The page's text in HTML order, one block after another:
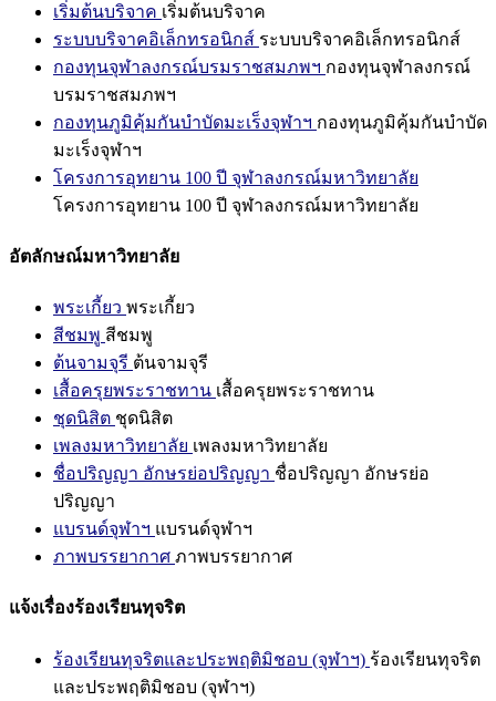
เริ่มต้นบริจาค เริ่มต้นบริจาค
ระบบบริจาคอิเล็กทรอนิกส์ ระบบบริจาคอิเล็กทรอนิกส์
กองทุนจุฬาลงกรณ์บรมราชสมภพฯ กองทุนจุฬาลงกรณ์
บรมราชสมภพฯ
กองทุนภูมิคุ้มกันบำบัดมะเร็งจุฬาฯ กองทุนภูมิคุ้มกันบำบัด
มะเร็งจุฬาฯ
โครงการอุทยาน 100 ปี จุฬาลงกรณ์มหาวิทยาลัย
โครงการอุทยาน 100 ปี จุฬาลงกรณ์มหาวิทยาลัย
อัตลักษณ์มหาวิทยาลัย
พระเกี้ยว พระเกี้ยว
สีชมพู สีชมพู
ต้นจามจุรี ต้นจามจุรี
เสื้อครุยพระราชทาน เสื้อครุยพระราชทาน
ชุดนิสิต ชุดนิสิต
เพลงมหาวิทยาลัย เพลงมหาวิทยาลัย
ชื่อปริญญา อักษรย่อปริญญา ชื่อปริญญา อักษรย่อ
ปริญญา
แบรนด์จุฬาฯ แบรนด์จุฬาฯ
ภาพบรรยากาศ ภาพบรรยากาศ
แจ้งเรื่องร้องเรียนทุจริต
ร้องเรียนทุจริตและประพฤติมิชอบ (จุฬาฯ) ร้องเรียนทุจริต
และประพฤติมิชอบ (จุฬาฯ)